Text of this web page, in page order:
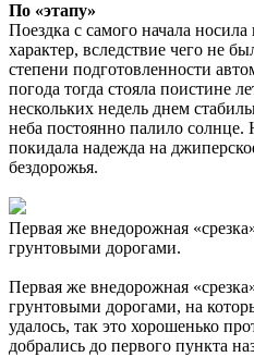
По «этапу»
Поездка с самого начала
характер, вследствие чего не
степени подготовленности
погода тогда стояла поистине
нескольких недель днем
неба постоянно палило солнце.
покидала надежда на
бездорожья.
Первая же внедорожная
грунтовыми дорогами.
Первая же внедорожная
грунтовыми дорогами, на
удалось, так это хорошенько
добрались до первого пункта